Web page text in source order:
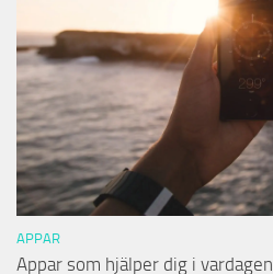
APPAR
Appar som hjälper dig i vardagen.